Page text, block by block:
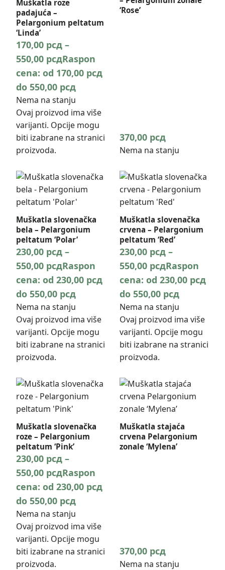
Muškatla roze
padajuća –
Pelargonium peltatum
‘Linda’
170,00 рсд –
550,00 рсдRaspon
cena: od 170,00 рсд
do 550,00 рсд
Nema na stanju
Ovaj proizvod ima više
varijanti. Opcije mogu
biti izabrane na stranici
proizvoda.
‘Rose’
370,00 рсд
Nema na stanju
Muškatla slovenačka
bela – Pelargonium
peltatum ‘Polar’
230,00 рсд –
550,00 рсдRaspon
cena: od 230,00 рсд
do 550,00 рсд
Nema na stanju
Ovaj proizvod ima više
varijanti. Opcije mogu
biti izabrane na stranici
proizvoda.
Muškatla slovenačka
crvena – Pelargonium
peltatum ‘Red’
230,00 рсд –
550,00 рсдRaspon
cena: od 230,00 рсд
do 550,00 рсд
Nema na stanju
Ovaj proizvod ima više
varijanti. Opcije mogu
biti izabrane na stranici
proizvoda.
Muškatla slovenačka
roze – Pelargonium
peltatum ‘Pink’
230,00 рсд –
550,00 рсдRaspon
cena: od 230,00 рсд
do 550,00 рсд
Nema na stanju
Ovaj proizvod ima više
varijanti. Opcije mogu
biti izabrane na stranici
proizvoda.
Muškatla stajaća
crvena Pelargonium
zonale ‘Mylena’
370,00 рсд
Nema na stanju